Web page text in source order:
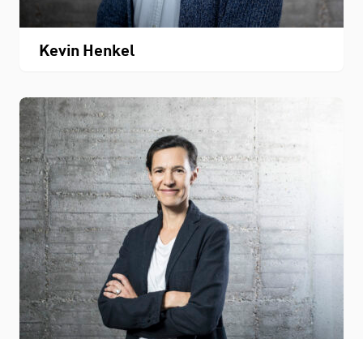
Personenverzeichnis
Downloads
Kontakt
Kevin Henkel